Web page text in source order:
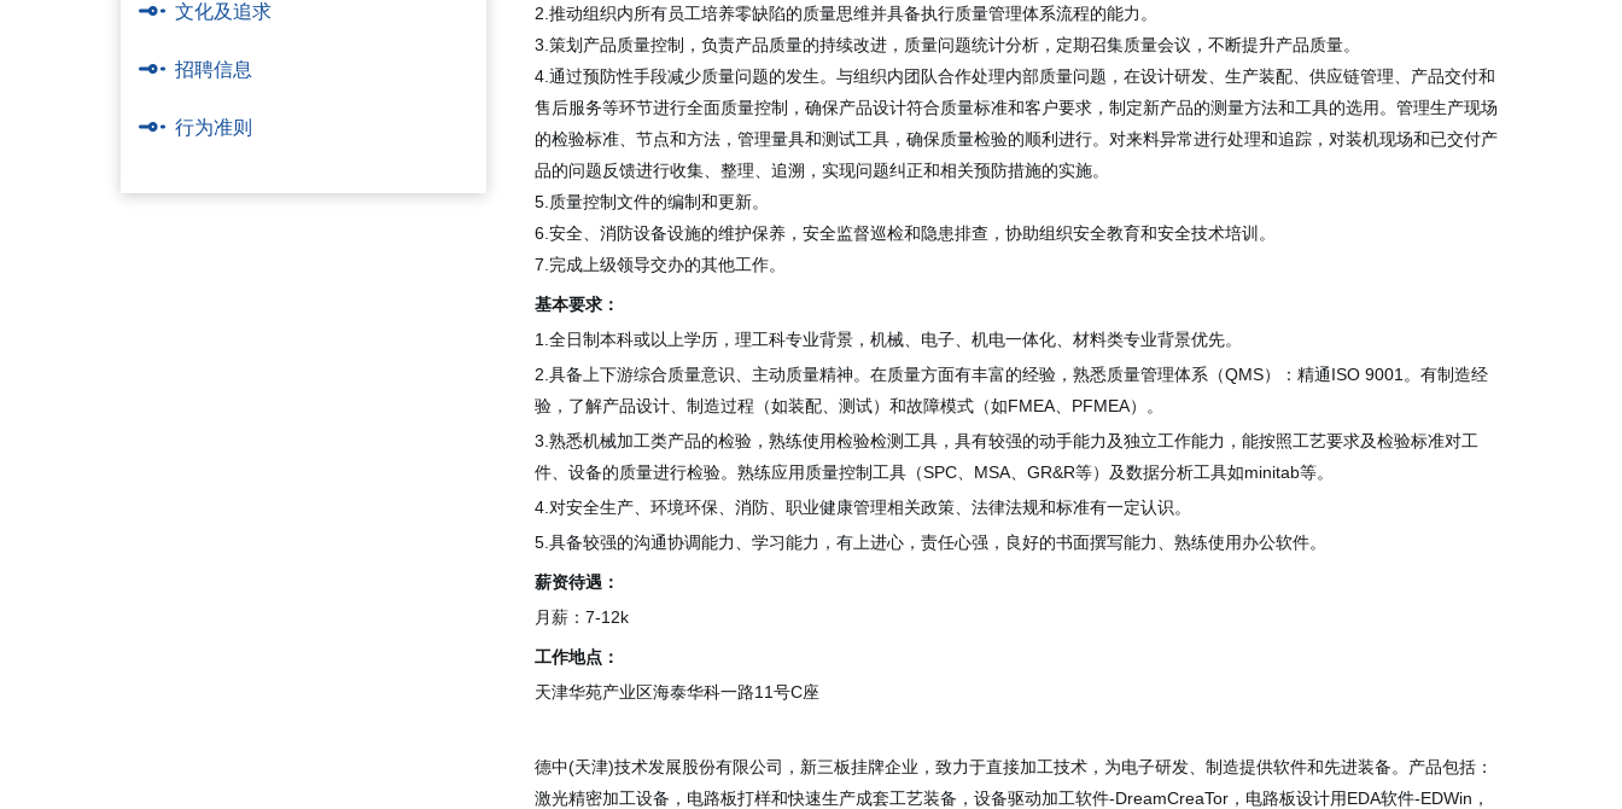
文化及追求
招聘信息
行为准则
2.推动组织内所有员工培养零缺陷的质量思维并具备执行质量管理体系流程的能力。
3.策划产品质量控制，负责产品质量的持续改进，质量问题统计分析，定期召集质量会议，不断提升产品质量。
4.通过预防性手段减少质量问题的发生。与组织内团队合作处理内部质量问题，在设计研发、生产装配、供应链管理、产品交付和
售后服务等环节进行全面质量控制，确保产品设计符合质量标准和客户要求，制定新产品的测量方法和工具的选用。管理生产现场
的检验标准、节点和方法，管理量具和测试工具，确保质量检验的顺利进行。对来料异常进行处理和追踪，对装机现场和已交付产
品的问题反馈进行收集、整理、追溯，实现问题纠正和相关预防措施的实施。
5.质量控制文件的编制和更新。
6.安全、消防设备设施的维护保养，安全监督巡检和隐患排查，协助组织安全教育和安全技术培训。
7.完成上级领导交办的其他工作。
基本要求：
1.全日制本科或以上学历，理工科专业背景，机械、电子、机电一体化、材料类专业背景优先。
2.具备上下游综合质量意识、主动质量精神。在质量方面有丰富的经验，熟悉质量管理体系（QMS）：精通ISO 9001。有制造经
验，了解产品设计、制造过程（如装配、测试）和故障模式（如FMEA、PFMEA）。
3.熟悉机械加工类产品的检验，熟练使用检验检测工具，具有较强的动手能力及独立工作能力，能按照工艺要求及检验标准对工
件、设备的质量进行检验。熟练应用质量控制工具（SPC、MSA、GR&R等）及数据分析工具如minitab等。
4.对安全生产、环境环保、消防、职业健康管理相关政策、法律法规和标准有一定认识。
5.具备较强的沟通协调能力、学习能力，有上进心，责任心强，良好的书面撰写能力、熟练使用办公软件。
薪资待遇：
月薪：7-12k
工作地点：
天津华苑产业区海泰华科一路11号C座
德中(天津)技术发展股份有限公司，新三板挂牌企业，致力于直接加工技术，为电子研发、制造提供软件和先进装备。产品包括：
激光精密加工设备，电路板打样和快速生产成套工艺装备，设备驱动加工软件-DreamCreaTor，电路板设计用EDA软件-EDWin，